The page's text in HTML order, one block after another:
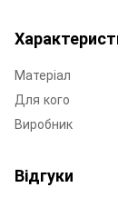
Матеріал
Для кого
Виробник
Відгуки